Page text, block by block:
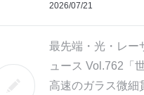
2026/07/21
最先端・光・レー
ュース Vol.762「
高速のガラス微細